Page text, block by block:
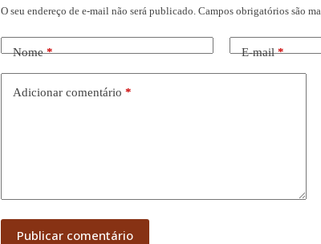
O seu endereço de e-mail não será publicado. Campos obrigatórios são
Nome* E-mail*
Adicionar comentário *
Publicar comentário